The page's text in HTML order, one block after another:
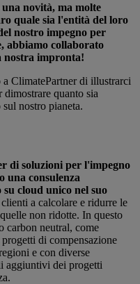
novità, ma molte
quale sia l'entità del loro
nostro impegno per
abbiamo collaborato
nostra impronta!
ClimatePartner di illustrarci
quanto sia
nostro pianeta.
di soluzioni per l'impegno
una consulenza
cloud unico nel suo
a calcolare e ridurre le
non ridotte. In questo
carbon neutral, come
di compensazione
e con diverse
aggiuntivi dei progetti